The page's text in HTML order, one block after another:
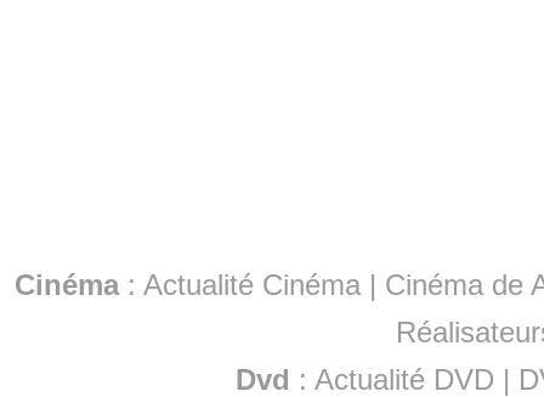
Cinéma: Actualité Cinéma | Cinéma de
Dvd : Actualité DVD |